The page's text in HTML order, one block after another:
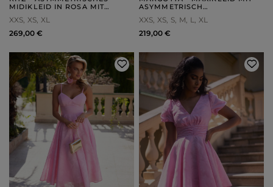
MIDIKLEID IN ROSA MIT
BLUMENVERZIERUNG
XXS XS XL
269,00 €
ASYMMETRISCH
UND HERZFÖRMIGEM
AUSSCHNITT
XXS XS S M L XL
219,00 €